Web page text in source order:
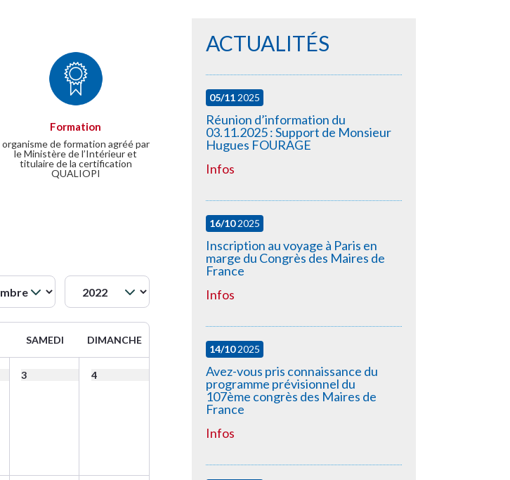
Formation
organisme de formation agréé par
le Ministère de l’Intérieur et
titulaire de la certification
QUALIOPI
SAMEDI DIMANCHE
3 4
ACTUALITÉS
05/112025
Réunion d’information du
03.11.2025 : Support de Monsieur
Hugues FOURAGE
Infos
16/102025
Inscription au voyage à Paris en
marge du Congrès des Maires de
France
Infos
14/102025
Avez-vous pris connaissance du
programme prévisionnel du
107ème congrès des Maires de
France
Infos